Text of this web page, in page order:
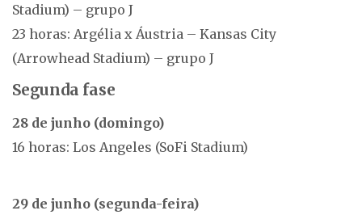
Stadium) – grupo J
23 horas: Argélia x Áustria – Kansas City
(Arrowhead Stadium) – grupo J
Segunda fase
28 de junho (domingo)
16 horas: Los Angeles (SoFi Stadium)
29 de junho (segunda-feira)